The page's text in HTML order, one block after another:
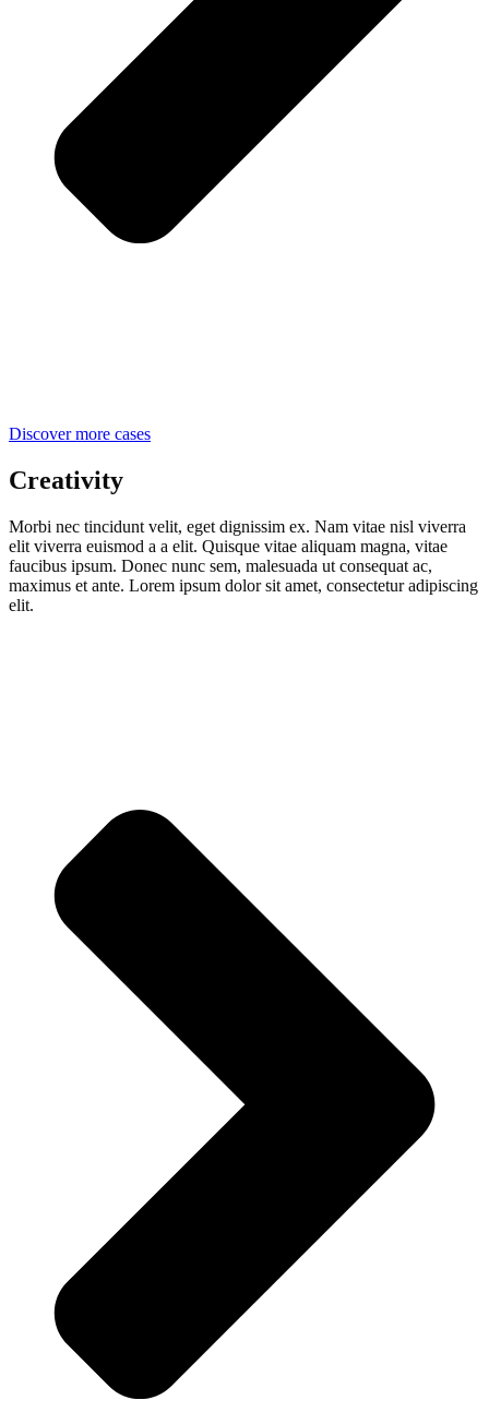
Discover more cases
Creativity
Morbi nec tincidunt velit, eget dignissim ex. Nam vitae nisl viverra
elit viverra euismod a a elit. Quisque vitae aliquam magna, vitae
faucibus ipsum. Donec nunc sem, malesuada ut consequat ac,
maximus et ante. Lorem ipsum dolor sit amet, consectetur adipiscing
elit.